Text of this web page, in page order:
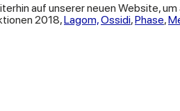
auf unserer neuen Website,
2018,Lagom,Ossidi,Phase,